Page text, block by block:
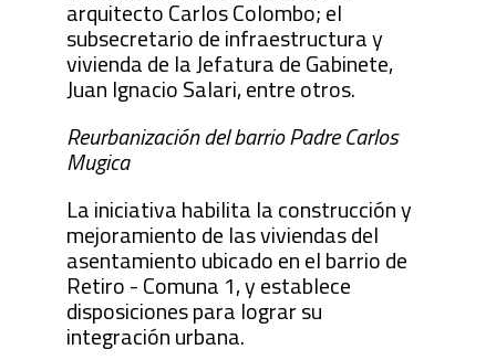
arquitecto Carlos Colombo; el
subsecretario de infraestructura y
vivienda de la Jefatura de Gabinete,
Juan Ignacio Salari, entre otros.
Reurbanización del barrio Padre Carlos
Mugica
La iniciativa habilita la construcción y
mejoramiento de las viviendas del
asentamiento ubicado en el barrio de
Retiro - Comuna 1, y establece
disposiciones para lograr su
integración urbana.